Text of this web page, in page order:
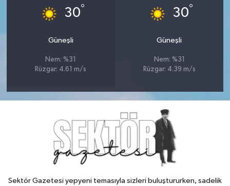
30°
Güneşli
Nem: %31
Rüzgar: 4.61 m/s
30°
Güneşli
Nem: %31
Rüzgar: 4.39 m/s
Sektör Gazetesi yepyeni temasıyla sizleri buluştururken, sadelik